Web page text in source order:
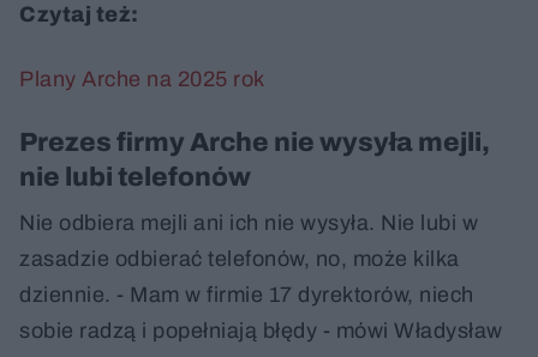
Czytaj też:
Plany Arche na 2025 rok
Prezes firmy Arche nie wysyła mejli,
nie lubi telefonów
Nie odbiera mejli ani ich nie wysyła. Nie lubi w
zasadzie odbierać telefonów, no, może kilka
dziennie. - Mam w firmie 17 dyrektorów, niech
sobie radzą i popełniają błędy - mówi Władysław